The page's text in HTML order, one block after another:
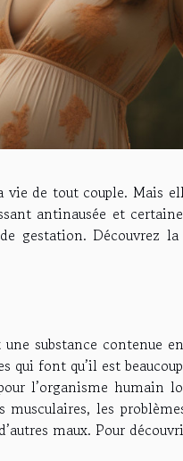
vie de tout couple. Mais
antinausée et
gestation. Découvrez
substance contenue
qui font qu’il est
l’organisme humain
les
maux. Pour